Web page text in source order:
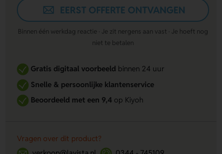
EERST OFFERTE ONTVANGEN
Binnen één werkdag reactie · Je zit nergens aan vast · Je hoeft nog
niet te betalen
Gratis digitaal voorbeeldbinnen 24 uur
Snelle & persoonlijke klantenservice
Beoordeeld met een 9,4op Kiyoh
Vragen over dit product?